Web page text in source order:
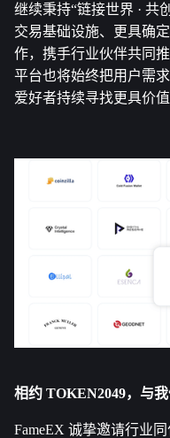
继续秉持“链接世界 · 共
交易基础设施、更具确
作，携手行业伙伴共同
平台也将始终把用户需
爱好者持续寻找更具价
相约 TOKEN2049，与
FameEX 诚挚邀请行业